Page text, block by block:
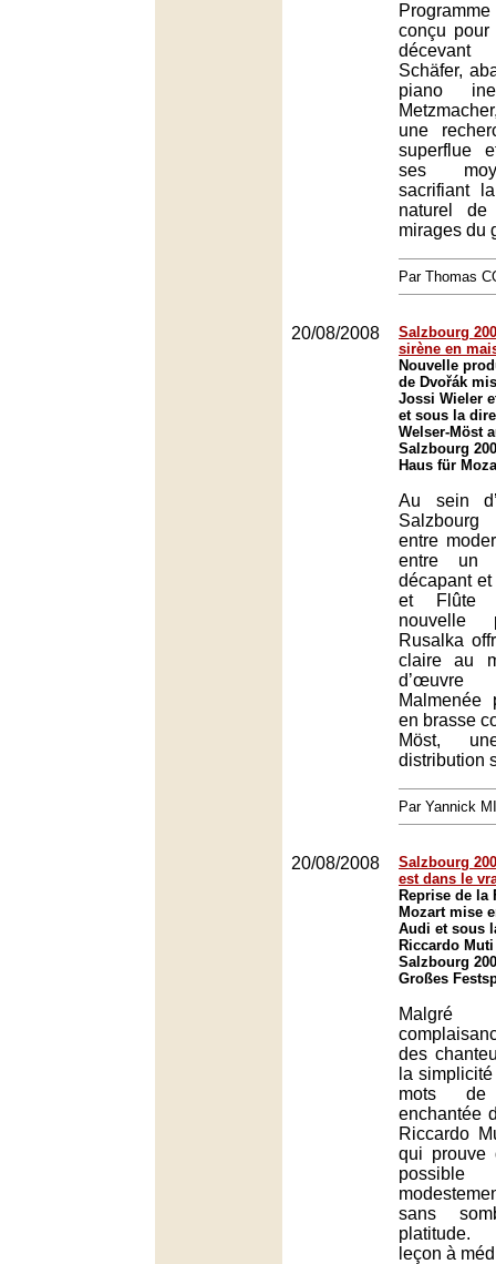
conçu pour
Schäfer,
piano
une
superflue
ses
sacrifiant
naturel de
mirages du
Par Thomas
20/08/2008
Salzbourg
sirène en
Nouvelle
de Dvořák
Jossi Wieler
et sous la
Welser-Möst
Salzbourg
Haus für
Au sein
entre
entre un
décapant
et Flûte
nouvelle
Rusalka
claire au
Malmenée
en brasse
Möst,
distribution
Par Yannick
20/08/2008
Salzbourg
est dans le
Reprise de la
Mozart mise
Audi et sous
Riccardo
Salzbourg
Großes
des
la
mots
enchantée
Riccardo
qui prouve
sans
platitude.
leçon à